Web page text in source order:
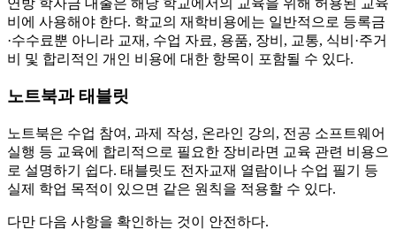
비에 사용해야 한다. 학교의 재학비용에는 일반적으로 등록금
·수수료뿐 아니라 교재, 수업 자료, 용품, 장비, 교통, 식비·주거
비 및 합리적인 개인 비용에 대한 항목이 포함될 수 있다.
노트북과 태블릿
노트북은 수업 참여, 과제 작성, 온라인 강의, 전공 소프트웨어
실행 등 교육에 합리적으로 필요한 장비라면 교육 관련 비용으
로 설명하기 쉽다. 태블릿도 전자교재 열람이나 수업 필기 등
실제 학업 목적이 있으면 같은 원칙을 적용할 수 있다.
다만 다음 사항을 확인하는 것이 안전하다.